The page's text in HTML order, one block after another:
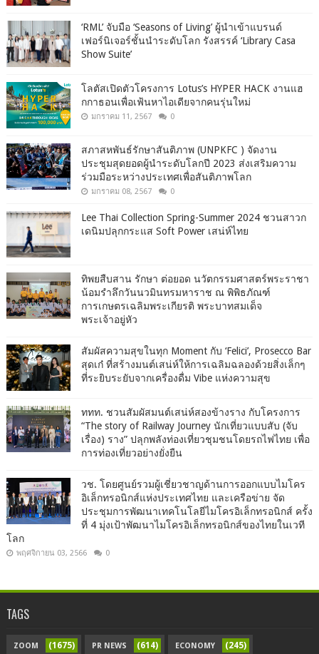
‘RML’ จับมือ ‘Seasons of Living’ ผู้นำเข้าแบรนด์
เฟอร์นิเจอร์ชั้นนำระดับโลก รังสรรค์ ‘Library Casa
Show Suite’
โลตัสเปิดตัวโครงการ Lotus’s HYPER HACK งานแฮ
กกาธอนเพื่อเฟ้นหาไอเดียจากคนรุ่นใหม่
มกราคม 11, 2567 0
สภาสหพันธ์รักษาสันติภาพ (UNPKFC ) จัดงาน
ประชุมสุดยอดผู้นำระดับโลกปี 2023 ส่งเสริมความ
ร่วมมือระหว่างประเทศเพื่อสันติภาพโลก
มกราคม 08, 2567 0
Lee Thai Collection Spring-Summer 2024 ชวนสาวก
เดนิมปลุกกระแส Soft Power เสน่ห์ไทย
ทิพยสืบสาน รักษา ต่อยอด นวัตกรรมศาสตร์พระราชา
น้อมรำลึกวันนวมินทรมหาราช ณ พิพิธภัณฑ์
การเกษตรเฉลิมพระเกียรติ พระบาทสมเด็จ
พระเจ้าอยู่หัว
สัมผัสความสุขในทุก Moment กับ ‘Felici’, Prosecco Bar
สุดเก๋ ที่สร้างมนต์เสน่ห์ให้การเฉลิมฉลองด้วยสิ่งเล็กๆ
ที่ระยิบระยับจากเครื่องดื่ม Vibe แห่งความสุข
ททท. ชวนสัมผัสมนต์เสน่ห์สองข้างราง กับโครงการ
“The story of Railway Journey นักเที่ยวแบบสับ (จับ
เรื่อง) ราง” ปลุกพลังท่องเที่ยวชุมชนโดยรถไฟไทย เพื่อ
การท่องเที่ยวอย่างยั่งยืน
วช. โดยศูนย์รวมผู้เชี่ยวชาญด้านการออกแบบไมโคร
อิเล็กทรอนิกส์แห่งประเทศไทย และเครือข่าย จัด
ประชุมการพัฒนาเทคโนโลยีไมโครอิเล็กทรอนิกส์ ครั้ง
ที่ 4 มุ่งเป้าพัฒนาไมโครอิเล็กทรอนิกส์ของไทยในเวที
โลก
พฤศจิกายน 03, 2566 0
TAGS
ZOOM (1675) PR NEWS (614) ECONOMY (245)